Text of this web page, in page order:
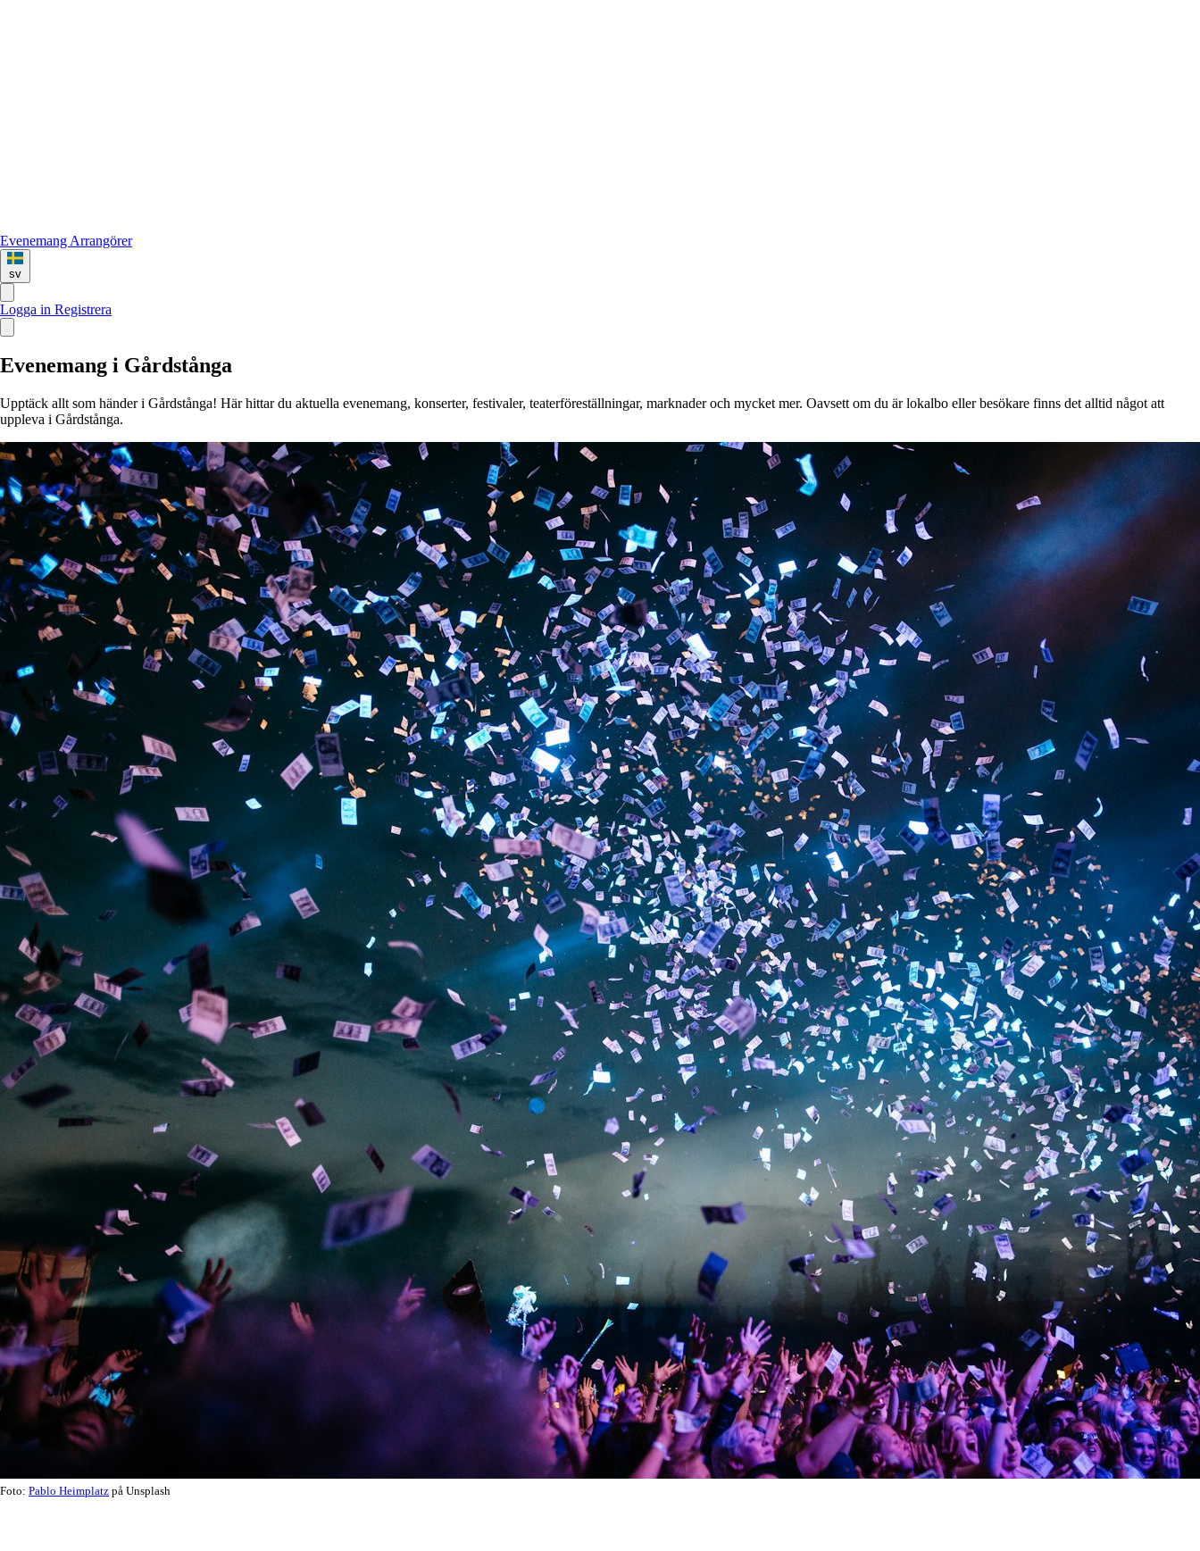
Evenemang Arrangörer
sv
Logga in Registrera
Evenemang i Gårdstånga
Upptäck allt som händer i Gårdstånga! Här hittar du aktuella evenemang, konserter, festivaler, teaterföreställningar, marknader och mycket mer. Oavsett om du är lokalbo eller besökare finns det alltid något att
uppleva i Gårdstånga.
Foto: Pablo Heimplatz på Unsplash